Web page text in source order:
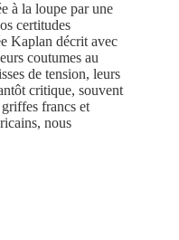
à la loupe par une
certitudes
Kaplan décrit avec
coutumes au
de tension, leurs
critique, souvent
francs et
nous